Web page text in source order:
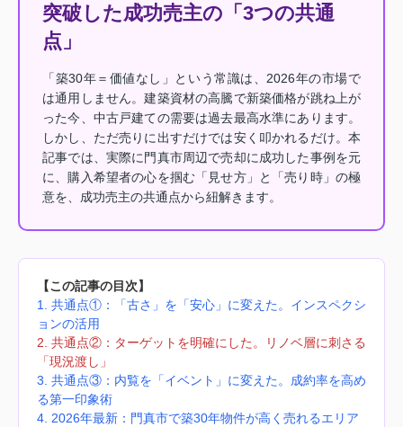
突破した成功売主の「3つの共通
点」
「築30年＝価値なし」という常識は、2026年の市場で
は通用しません。建築資材の高騰で新築価格が跳ね上が
った今、中古戸建ての需要は過去最高水準にあります。
しかし、ただ売りに出すだけでは安く叩かれるだけ。本
記事では、実際に門真市周辺で売却に成功した事例を元
に、購入希望者の心を掴む「見せ方」と「売り時」の極
意を、成功売主の共通点から紐解きます。
【この記事の目次】
1. 共通点①：「古さ」を「安心」に変えた。インスペクシ
ョンの活用
2. 共通点②：ターゲットを明確にした。リノベ層に刺さる
「現況渡し」
3. 共通点③：内覧を「イベント」に変えた。成約率を高め
る第一印象術
4. 2026年最新：門真市で築30年物件が高く売れるエリア